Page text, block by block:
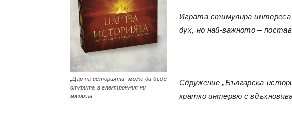
„Цар на историята“ може да бъде
открита в електронния ни
магазин.
Играта стимулира интереса
дух, но най-важното –
Сдружение „Българска
кратко интервю с